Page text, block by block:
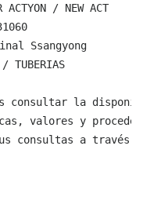
ACTYON / NEW ACT
Ssangyong
TUBERIAS
consultar la
valores y
a través